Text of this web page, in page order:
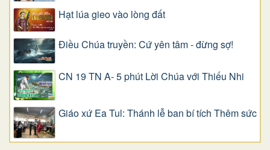
Hạt lúa gieo vào lòng đất
Điều Chúa truyền: Cứ yên tâm - đừng sợ!
CN 19 TN A- 5 phút Lời Chúa với Thiếu Nhi
Giáo xứ Ea Tul: Thánh lễ ban bí tích Thêm sức